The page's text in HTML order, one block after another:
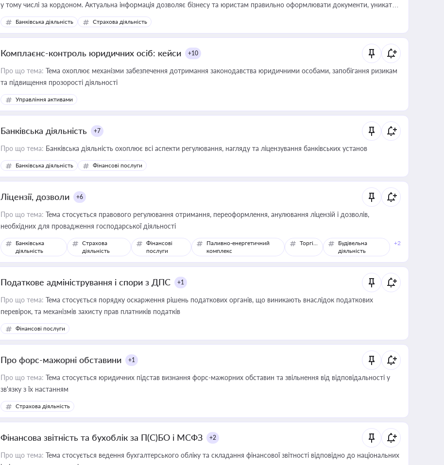
у тому числі за кордоном. Актуальна інформація дозволяє бізнесу та юристам правильно оформлювати документи, уникати
ризиків недійсності та забезпечувати їх належне прийняття органами влади та контрагентами
Банківська діяльність Страхова діяльність
Комплаєнс-контроль юридичних осіб: кейси +10
Про що тема: Тема охоплює механізми забезпечення дотримання законодавства юридичними особами, запобігання ризикам
та підвищення прозорості діяльності
Управління активами
Банківська діяльність +7
Про що тема: Банківська діяльність охоплює всі аспекти регулювання, нагляду та ліцензування банківських установ
Банківська діяльність Фінансові послуги
Ліцензії, дозволи +6
Про що тема: Тема стосується правового регулювання отримання, переоформлення, анулювання ліцензій і дозволів,
необхідних для провадження господарської діяльності
Банківська
діяльність
Страхова
діяльність
Фінансові
послуги
Паливно-енергетичний
комплекс
Торгівля
Будівельна
діяльність
+2
Податкове адміністрування і спори з ДПС +1
Про що тема: Тема стосується порядку оскарження рішень податкових органів, що виникають внаслідок податкових
перевірок, та механізмів захисту прав платників податків
Фінансові послуги
Про форс-мажорні обставини +1
Про що тема: Тема стосується юридичних підстав визнання форс-мажорних обставин та звільнення від відповідальності у
зв'язку з їх настанням
Страхова діяльність
Фінансова звітність та бухоблік за П(С)БО і МСФЗ +2
Про що тема: Тема стосується ведення бухгалтерського обліку та складання фінансової звітності відповідно до національних